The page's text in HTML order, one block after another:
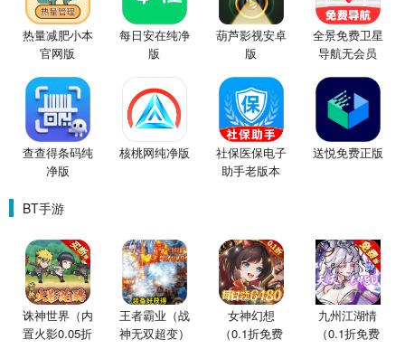
热量减肥小本
官网版
每日安在纯净
版
葫芦影视安卓
版
全景免费卫星
导航无会员
查查得条码纯
净版
核桃网纯净版
社保医保电子
助手老版本
送悦免费正版
BT手游
诛神世界（内
置火影0.05折
王者霸业（战
神无双超变）
女神幻想
（0.1折免费
九州江湖情
（0.1折免费